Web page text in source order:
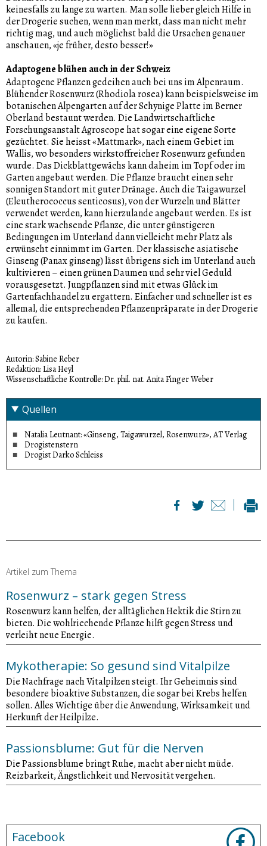
keinesfalls zu lange zu warten. Man solle lieber gleich Hilfe in
der Drogerie suchen, wenn man merkt, dass man nicht mehr
richtig mag, und auch möglichst bald die Ursachen genauer
anschauen, «je früher, desto besser!»
Adaptogene blühen auch in der Schweiz
Adaptogene Pflanzen gedeihen auch bei uns im Alpenraum.
Blühender Rosenwurz (Rhodiola rosea) kann beispielsweise im
botanischen Alpengarten auf der Schynige Platte im Berner
Oberland bestaunt werden. Die Landwirtschaftliche
Forschungsanstalt Agroscope hat sogar eine eigene Sorte
gezüchtet. Sie heisst «Mattmark», nach einem Gebiet im
Wallis, wo besonders wirkstoffreicher Rosenwurz gefunden
wurde. Das Dickblattgewächs kann daheim im Topf oder im
Garten angebaut werden. Die Pflanze braucht einen sehr
sonnigen Standort mit guter Dränage. Auch die Taigawurzel
(Eleutherococcus senticosus), von der Wurzeln und Blätter
verwendet werden, kann hierzulande angebaut werden. Es ist
eine stark wachsende Pflanze, die unter günstigeren
Bedingungen im Unterland dann vielleicht mehr Platz als
erwünscht einnimmt im Garten. Der klassische asiatische
Ginseng (Panax ginseng) lässt übrigens sich im Unterland auch
kultivieren – einen grünen Daumen und sehr viel Geduld
vorausgesetzt. Jungpflanzen sind mit etwas Glück im
Gartenfachhandel zu ergattern. Einfacher und schneller ist es
allemal, die entsprechenden Pflanzenpräparate in der Drogerie
zu kaufen.
Autorin: Sabine Reber
Redaktion: Lisa Heyl
Wissenschaftliche Kontrolle: Dr. phil. nat. Anita Finger Weber
Quellen
Natalia Leutnant: «Ginseng, Taigawurzel, Rosenwurz», AT Verlag
Drogistenstern
Drogist Darko Schleiss
Artikel zum Thema
Rosenwurz – stark gegen Stress
Rosenwurz kann helfen, der alltäglichen Hektik die Stirn zu
bieten. Die wohlriechende Pflanze hilft gegen Stress und
verleiht neue Energie.
Mykotherapie: So gesund sind Vitalpilze
Die Nachfrage nach Vitalpilzen steigt. Ihr Geheimnis sind
besondere bioaktive Substanzen, die sogar bei Krebs helfen
sollen. Alles Wichtige über die Anwendung, Wirksamkeit und
Herkunft der Heilpilze.
Passionsblume: Gut für die Nerven
Die Passionsblume bringt Ruhe, macht aber nicht müde.
Reizbarkeit, Ängstlichkeit und Nervosität vergehen.
Facebook